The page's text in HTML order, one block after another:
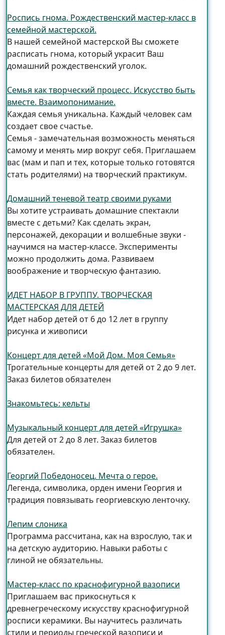
Роспись гнома. Рождественский мастер-класс в
семейной мастерской.
В нашей семейной мастерской Вы сможете
расписать гнома, который украсит Ваш
домашний рождественский уголок.
Семья как творческий процесс. Искусство быть
вместе. Взаимопонимание.
Каждая семья уникальна. Каждый человек сам
создает свое счастье.
Семья - замечательная возможность меняться
самому и менять мир вокруг себя. Приглашаем
вас (мам и пап и тех, которые только готовятся
стать родителями) на творческий практикум.
Домашний теневой театр своими руками
Вы хотите устраивать домашние спектакли
вместе с детьми? Как сделать экран,
персонажей, декорации и волшебные звуки -
научимся на мастер-классе. Эксперименты
можно продолжить дома. Развиваем
воображение и творческую фантазию.
ИДЕТ НАБОР В ГРУППУ. ТВОРЧЕСКАЯ
МАСТЕРСКАЯ ДЛЯ ДЕТЕЙ
Идет набор детей от 6 до 12 лет в группу
рисунка и живописи
Концерт для детей «Мой Дом. Моя Семья»
Трогательные концерты для детей от 2 до 9 лет.
Заказ билетов обязателен
Знакомьтесь: кельты
Музыкальный концерт для детей «Игрушка»
Для детей от 2 до 8 лет. Заказ билетов
обязателен.
Георгий Победоносец. Мечта о герое.
Легенда, символика, орден имени Георгия и
традиция повязывать георгиевскую ленточку.
Лепим слоника
Программа рассчитана, как на взрослую, так и
на детскую аудиторию. Навыки работы с
глиной не обязательны.
Мастер-класс по краснофигурной вазописи
Приглашаем вас прикоснуться к
древнегреческому искусству краснофигурной
росписи керамики. Вы научитесь различать
стили и периоды греческой вазописи и